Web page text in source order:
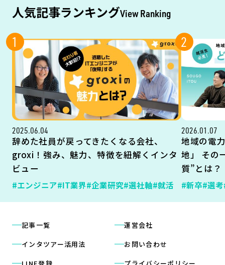
人気記事ランキングView Ranking
1
2025.06.04
辞めた社員が戻ってきたくなる会社、
groxi！強み、魅力、特徴を紐解くインタ
ビュー
#エンジニア#IT業界#企業研究#選社軸#就活
2
2026.01.07
地域の電
地」 その
質”とは？
#新卒#選考
記事一覧
インタツアー活用法
運営会社
お問い合わせ